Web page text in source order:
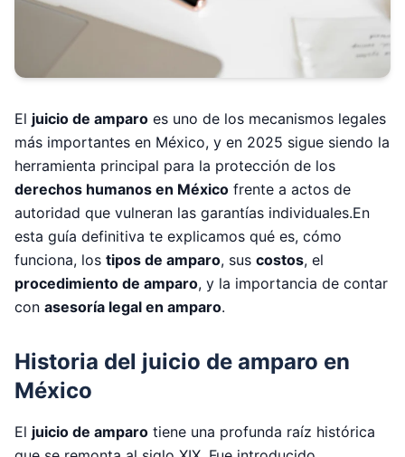
El juicio de amparo es uno de los mecanismos legales
más importantes en México, y en 2025 sigue siendo la
herramienta principal para la protección de los
derechos humanos en México frente a actos de
autoridad que vulneran las garantías individuales.En
esta guía definitiva te explicamos qué es, cómo
funciona, los tipos de amparo, sus costos, el
procedimiento de amparo, y la importancia de contar
con asesoría legal en amparo.
Historia del juicio de amparo en
México
El juicio de amparo tiene una profunda raíz histórica